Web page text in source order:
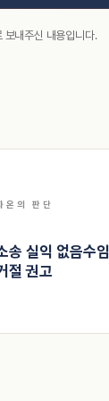
보내주신 내용입니다.
온의 판단
송 실익 없음수임
절 권고